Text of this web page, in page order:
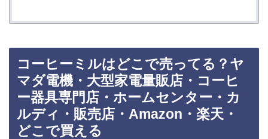
コーヒーミルはどこで売ってる？ヤ
マダ電機・大型家電量販店・コーヒ
ー器具専門店・ホームセンター・カ
ルディ・販売店・Amazon・楽天・
どこで買える